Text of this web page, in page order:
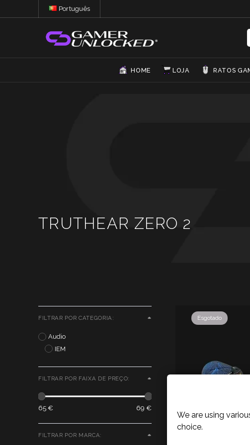
Português
HOME LOJA RATOS
TRUTHEAR ZERO 2
FILTRAR POR CATEGORIA:
Audio
IEM
FILTRAR POR FAIXA DE PREÇO:
65 € 69 €
FILTRAR POR MARCA:
Esgotado
We are using
choice.